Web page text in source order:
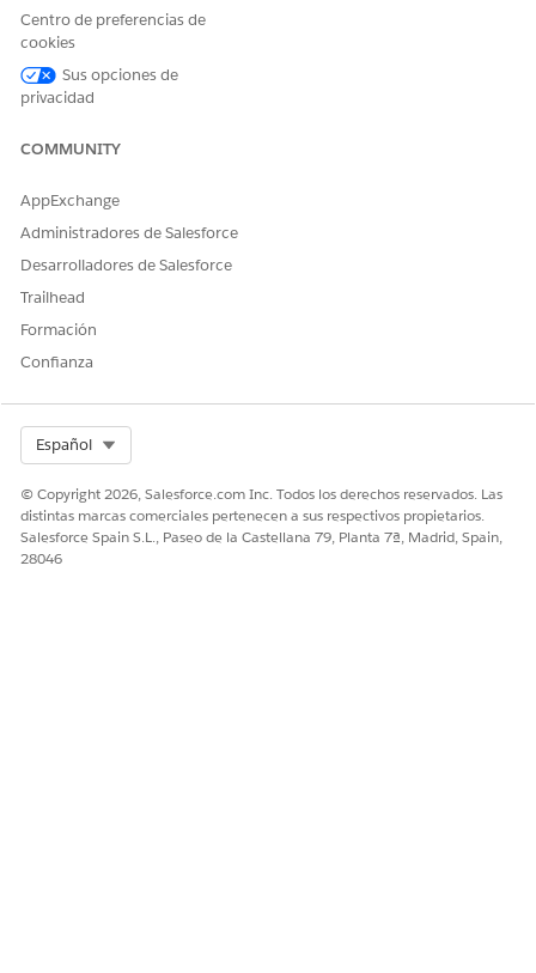
nueva ficha.
NOTAEl componente muestra automáticamente las
en el territorio y los permisos del usuario.
¿RESOLVIÓ ESTE ARTÍCULO SU PROBLEMA?
Sí No
Centro de preferencias de
cookies
Sus opciones de
privacidad
COMMUNITY
AppExchange
Administradores de Salesforce
Desarrolladores de Salesforce
Trailhead
Formación
Confianza
Español
© Copyright 2026, Salesforce.com Inc. Todos los derechos reservados. Las
distintas marcas comerciales pertenecen a sus respectivos propietarios.
Salesforce Spain S.L., Paseo de la Castellana 79, Planta 7ª, Madrid, Spain,
28046